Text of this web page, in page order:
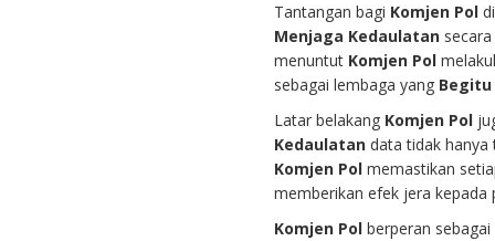
Tantangan bagi Komjen Pol di
Menjaga Kedaulatan
menuntut Komjen Pol
sebagai lembaga yang Begitu
Latar belakang Komjen Pol
Kedaulatan data tidak hanya
Komjen Pol memastikan
memberikan efek jera kepada
Komjen Pol berperan sebagai